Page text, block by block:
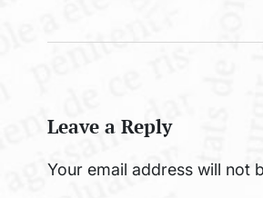
Leave a Reply
Your email address will not